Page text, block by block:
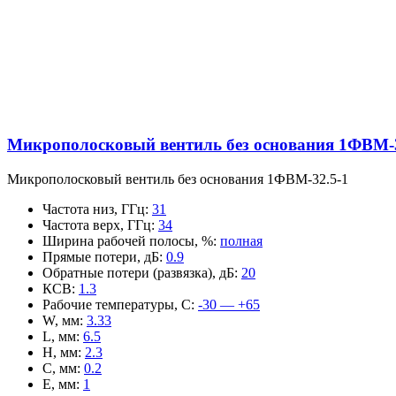
Микрополосковый вентиль без основания 1ФВМ-
Микрополосковый вентиль без основания 1ФВМ-32.5-1
Частота низ, ГГц: 31
Частота верх, ГГц: 34
Ширина рабочей полосы, %: полная
Прямые потери, дБ: 0.9
Обратные потери (развязка), дБ: 20
КСВ: 1.3
Рабочие температуры, С: -30 — +65
W, мм: 3.33
L, мм: 6.5
H, мм: 2.3
C, мм: 0.2
E, мм: 1